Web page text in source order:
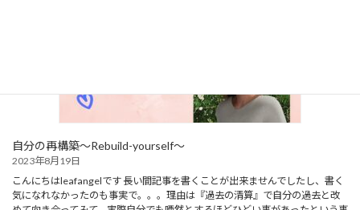
自分の再構築～Rebuild-yourself～
2023年8月19日
こんにちはleafangelです 長い間記事を書くことが出来ませんでしたし、書く
気になれなかったのも事実で。。。理由は『過去の清算』で自分の過去と改